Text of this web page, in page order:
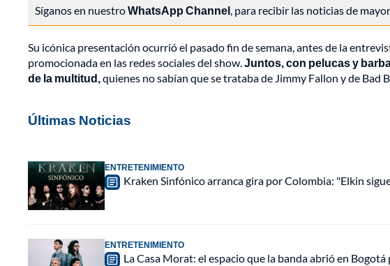
Síganos en nuestroWhatsApp Channel, para recibir las noticias de
Su icónica presentación ocurrió el pasado fin de semana, antes de la
promocionada en las redes sociales del show.Juntos, con pelucas y
de la multitud,quienes no sabían que se trataba de Jimmy Fallon y de Bad
Últimas Noticias
ENTRETENIMIENTO
Kraken Sinfónico arranca gira por Colombia: "Elkin
ENTRETENIMIENTO
La Casa Morat: el espacio que la banda abrió en